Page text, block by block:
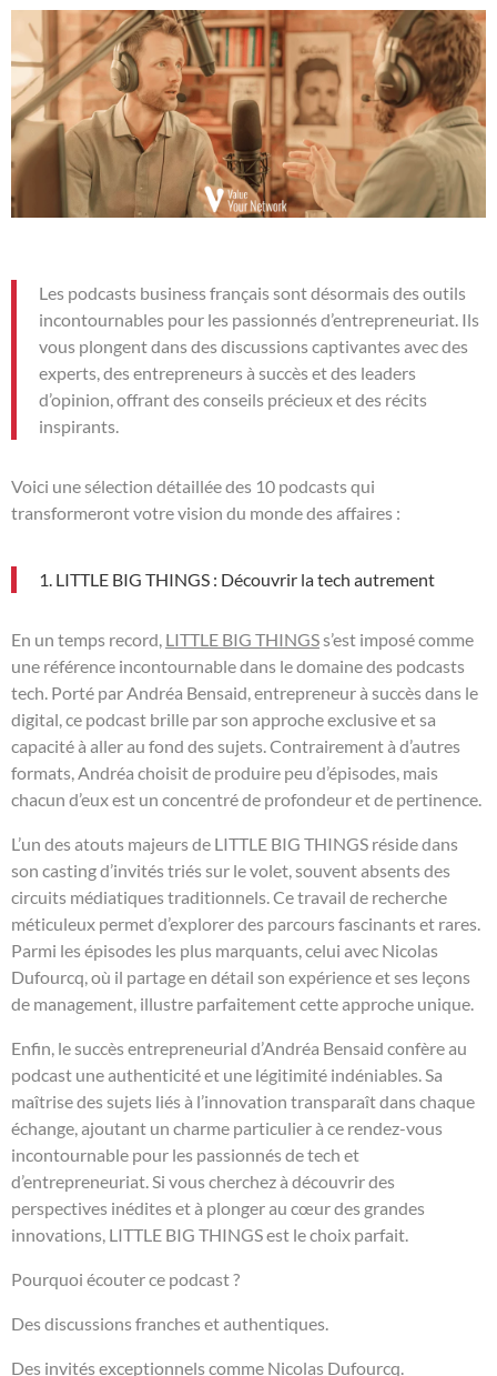
Les podcasts business français sont désormais des outils
incontournables pour les passionnés d’entrepreneuriat. Ils
vous plongent dans des discussions captivantes avec des
experts, des entrepreneurs à succès et des leaders
d’opinion, offrant des conseils précieux et des récits
inspirants.
Voici une sélection détaillée des 10 podcasts qui
transformeront votre vision du monde des affaires :
1. LITTLE BIG THINGS : Découvrir la tech autrement
En un temps record, LITTLE BIG THINGSs’est imposé comme
une référence incontournable dans le domaine des podcasts
tech. Porté par Andréa Bensaid, entrepreneur à succès dans le
digital, ce podcast brille par son approche exclusive et sa
capacité à aller au fond des sujets. Contrairement à d’autres
formats, Andréa choisit de produire peu d’épisodes, mais
chacun d’eux est un concentré de profondeur et de pertinence.
L’un des atouts majeurs de LITTLE BIG THINGS réside dans
son casting d’invités triés sur le volet, souvent absents des
circuits médiatiques traditionnels. Ce travail de recherche
méticuleux permet d’explorer des parcours fascinants et rares.
Parmi les épisodes les plus marquants, celui avec Nicolas
Dufourcq, où il partage en détail son expérience et ses leçons
de management, illustre parfaitement cette approche unique.
Enfin, le succès entrepreneurial d’Andréa Bensaid confère au
podcast une authenticité et une légitimité indéniables. Sa
maîtrise des sujets liés à l’innovation transparaît dans chaque
échange, ajoutant un charme particulier à ce rendez-vous
incontournable pour les passionnés de tech et
d’entrepreneuriat. Si vous cherchez à découvrir des
perspectives inédites et à plonger au cœur des grandes
innovations, LITTLE BIG THINGS est le choix parfait.
Pourquoi écouter ce podcast ?
Des discussions franches et authentiques.
Des invités exceptionnels comme Nicolas Dufourcq.